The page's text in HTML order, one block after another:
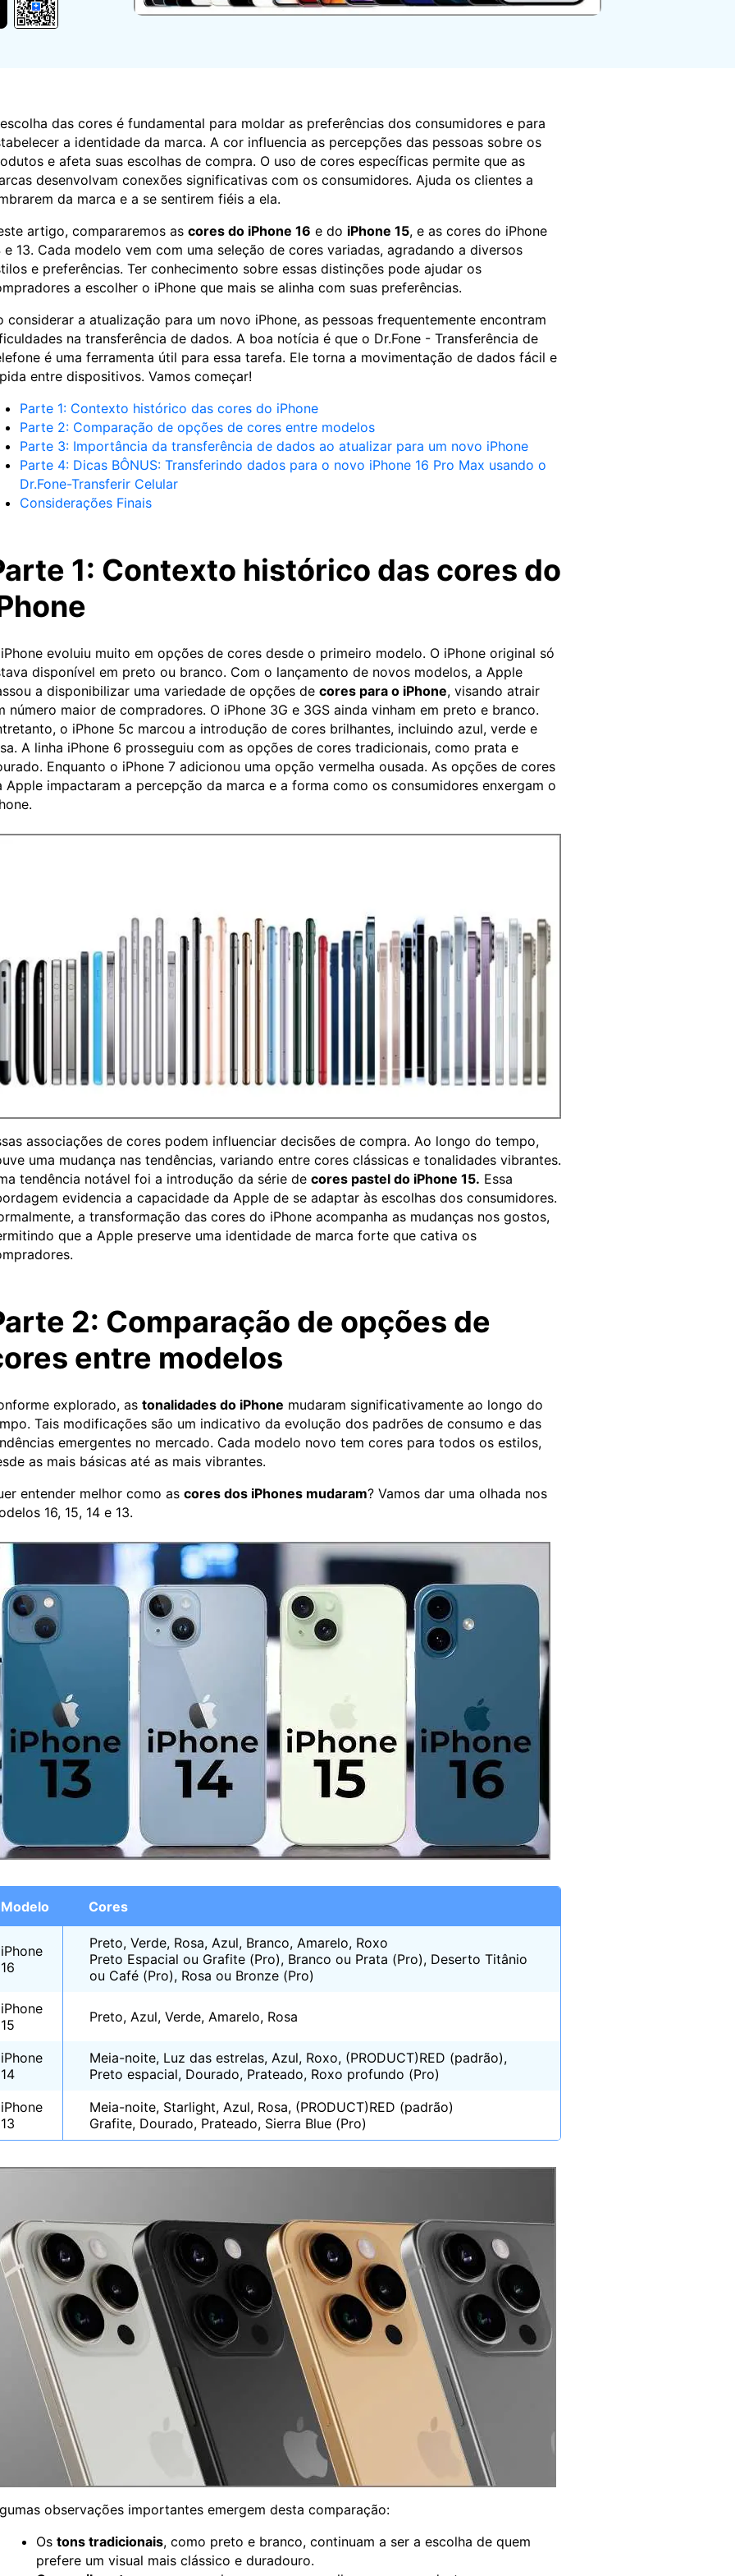
Ver todos os produtos
iTunes
Apagador de Dados
das cores é fundamental para moldar as preferências dos consumidores e para
a identidade da marca. A cor influencia as percepções das pessoas sobre os
e afeta suas escolhas de compra. O uso de cores específicas permite que as
desenvolvam conexões significativas com os consumidores. Ajuda os clientes a
da marca e a se sentirem fiéis a ela.
artigo, compararemos as cores do iPhone 16 e do iPhone 15, e as cores do iPhone
e 13. Cada modelo vem com uma seleção de cores variadas, agradando a diversos
e preferências. Ter conhecimento sobre essas distinções pode ajudar os
a escolher o iPhone que mais se alinha com suas preferências.
considerar a atualização para um novo iPhone, as pessoas frequentemente encontram
na transferência de dados. A boa notícia é que o Dr.Fone - Transferência de
é uma ferramenta útil para essa tarefa. Ele torna a movimentação de dados fácil e
entre dispositivos. Vamos começar!
Parte 1: Contexto histórico das cores do iPhone
Parte 2: Comparação de opções de cores entre modelos
Parte 3: Importância da transferência de dados ao atualizar para um novo iPhone
Parte 4: Dicas BÔNUS: Transferindo dados para o novo iPhone 16 Pro Max usando o
Dr.Fone-Transferir Celular
Considerações Finais
1: Contexto histórico das cores do
evoluiu muito em opções de cores desde o primeiro modelo. O iPhone original só
disponível em preto ou branco. Com o lançamento de novos modelos, a Apple
a disponibilizar uma variedade de opções de cores para o iPhone, visando atrair
número maior de compradores. O iPhone 3G e 3GS ainda vinham em preto e branco.
o iPhone 5c marcou a introdução de cores brilhantes, incluindo azul, verde e
A linha iPhone 6 prosseguiu com as opções de cores tradicionais, como prata e
Enquanto o iPhone 7 adicionou uma opção vermelha ousada. As opções de cores
Apple impactaram a percepção da marca e a forma como os consumidores enxergam o
associações de cores podem influenciar decisões de compra. Ao longo do tempo,
uma mudança nas tendências, variando entre cores clássicas e tonalidades vibrantes.
tendência notável foi a introdução da série de cores pastel do iPhone 15. Essa
evidencia a capacidade da Apple de se adaptar às escolhas dos consumidores.
a transformação das cores do iPhone acompanha as mudanças nos gostos,
que a Apple preserve uma identidade de marca forte que cativa os
2: Comparação de opções de
entre modelos
explorado, as tonalidades do iPhone mudaram significativamente ao longo do
Tais modificações são um indicativo da evolução dos padrões de consumo e das
emergentes no mercado. Cada modelo novo tem cores para todos os estilos,
as mais básicas até as mais vibrantes.
entender melhor como as cores dos iPhones mudaram? Vamos dar uma olhada nos
16, 15, 14 e 13.
Modelo Cores
iPhone
16
Preto, Verde, Rosa, Azul, Branco, Amarelo, Roxo
Preto Espacial ou Grafite (Pro), Branco ou Prata (Pro), Deserto Titânio
ou Café (Pro), Rosa ou Bronze (Pro)
iPhone
15
Preto, Azul, Verde, Amarelo, Rosa
iPhone
14
Meia-noite, Luz das estrelas, Azul, Roxo, (PRODUCT)RED (padrão),
Preto espacial, Dourado, Prateado, Roxo profundo (Pro)
iPhone
13
Meia-noite, Starlight, Azul, Rosa, (PRODUCT)RED (padrão)
Grafite, Dourado, Prateado, Sierra Blue (Pro)
observações importantes emergem desta comparação:
Os tons tradicionais, como preto e branco, continuam a ser a escolha de quem
prefere um visual mais clássico e duradouro.